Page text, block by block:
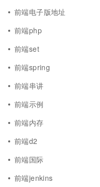
前端电子版地址
前端php
前端set
前端spring
前端串讲
前端示例
前端内存
前端d2
前端国际
前端jenkins